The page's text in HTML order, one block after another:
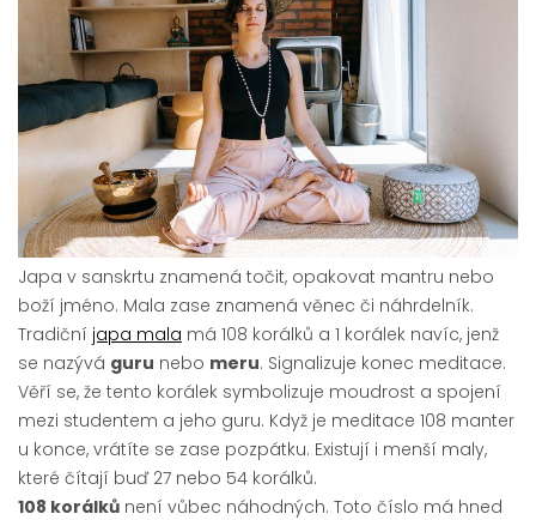
Japa v sanskrtu znamená točit, opakovat mantru nebo
boží jméno. Mala zase znamená věnec či náhrdelník.
Tradiční japa mala má 108 korálků a 1 korálek navíc, jenž
se nazývá guru nebo meru. Signalizuje konec meditace.
Věří se, že tento korálek symbolizuje moudrost a spojení
mezi studentem a jeho guru. Když je meditace 108 manter
u konce, vrátíte se zase pozpátku. Existují i menší maly,
které čítají buď 27 nebo 54 korálků.
108 korálků není vůbec náhodných. Toto číslo má hned